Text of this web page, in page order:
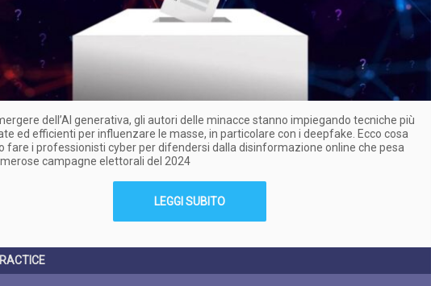
dell’AI generativa, gli autori delle minacce stanno impiegando tecniche più
ed efficienti per influenzare le masse, in particolare con i deepfake. Ecco cosa
fare i professionisti cyber per difendersi dalla disinformazione online che pesa
campagne elettorali del 2024
LEGGI SUBITO